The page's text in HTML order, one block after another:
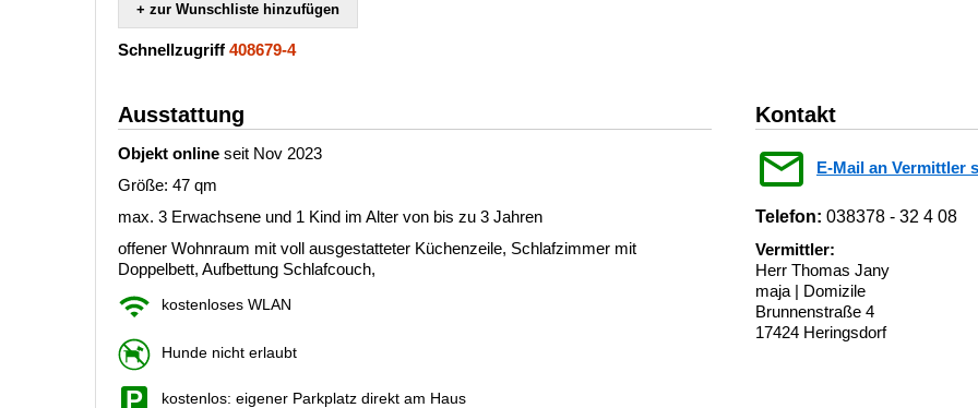
+ zur Wunschliste hinzufügen
Schnellzugriff 408679-4
Ausstattung
Objekt online seit Nov 2023
Größe: 47 qm
max. 3 Erwachsene und 1 Kind im Alter von bis zu 3 Jahren
offener Wohnraum mit voll ausgestatteter Küchenzeile, Schlafzimmer mit
Doppelbett, Aufbettung Schlafcouch,
kostenloses WLAN
Hunde nicht erlaubt
kostenlos: eigener Parkplatz direkt am Haus
Kontakt
E-Mail an Vermittler
Telefon: 038378 - 32 4 08
Vermittler:
Herr Thomas Jany
maja | Domizile
Brunnenstraße 4
17424 Heringsdorf